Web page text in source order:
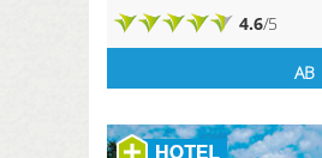
4.6/5
AB